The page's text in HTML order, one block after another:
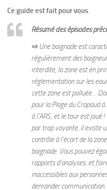
Ce guide est fait pour vous.
Résumé des épisodes
⇨Une baignade est
régulièrement des
interdite, la zone est en
réglementation sur les
cette zone est polluée…
pour la Plage du Crapaud
à l’ARS, et le tour est joué
par trop voyante, il existe
contrôle à l’écart de la
baignade. Vous pouvez
rapports d’analyses, et
inaccessibles aux
demander communication.